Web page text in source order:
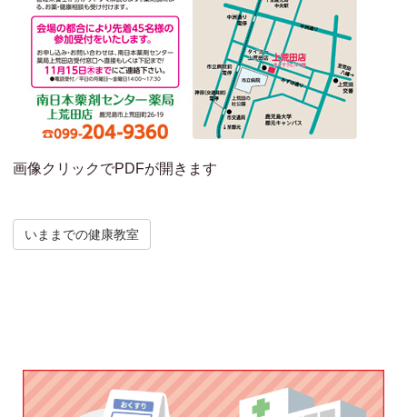
画像クリックでPDFが開きます
いままでの健康教室